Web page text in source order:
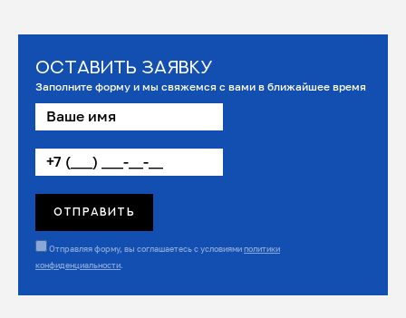
Оставить заявку
Заполните форму и мы свяжемся с вами в ближайшее время
Отправляя форму, вы соглашаетесь с условиямиполитики
конфиденциальности.